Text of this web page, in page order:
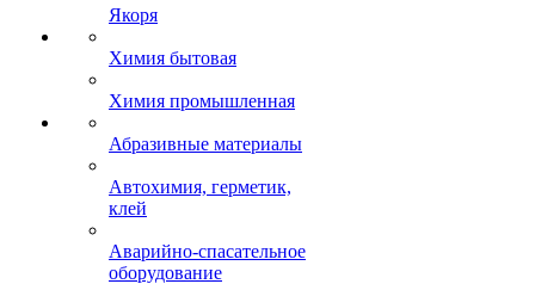
Якоря
Химия бытовая
Химия промышленная
Абразивные материалы
Автохимия, герметик,
клей
Аварийно-спасательное
оборудование